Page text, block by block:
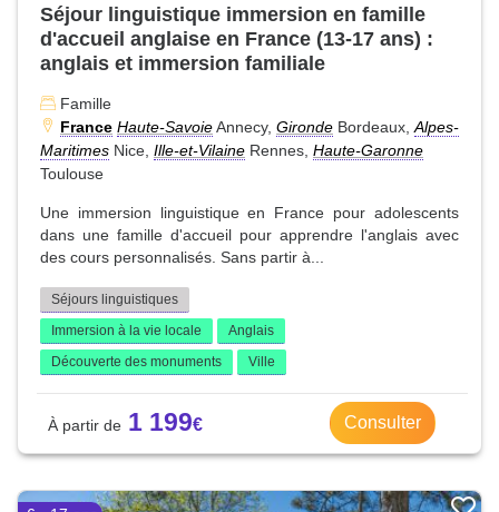
Séjour linguistique immersion en famille
d'accueil anglaise en France (13-17 ans) :
anglais et immersion familiale
Famille
France Haute-SavoieAnnecy, Gironde Bordeaux, Alpes-
Maritimes Nice, Ille-et-Vilaine Rennes, Haute-Garonne
Toulouse
Une immersion linguistique en France pour adolescents
dans une famille d'accueil pour apprendre l'anglais avec
des cours personnalisés. Sans partir à...
Séjours linguistiques
Immersion à la vie locale
Anglais
Découverte des monuments
Ville
1 199 Consulter